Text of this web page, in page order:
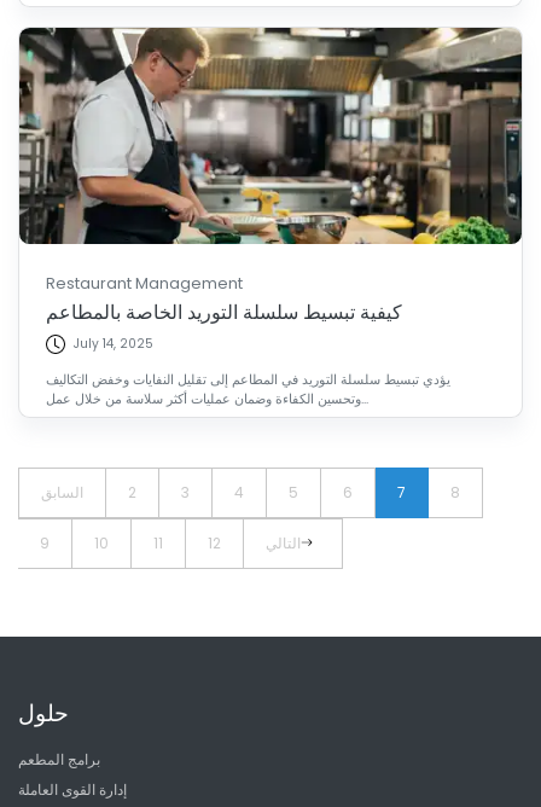
Restaurant Management
كيفية تبسيط سلسلة التوريد الخاصة بالمطاعم
July 14, 2025
يؤدي تبسيط سلسلة التوريد في المطاعم إلى تقليل النفايات وخفض التكاليف
وتحسين الكفاءة وضمان عمليات أكثر سلاسة من خلال عمل...
السابق 2 3 4 5 6 7 8
9 10 11 12 التالي
حلول
برامج المطعم
إدارة القوى العاملة